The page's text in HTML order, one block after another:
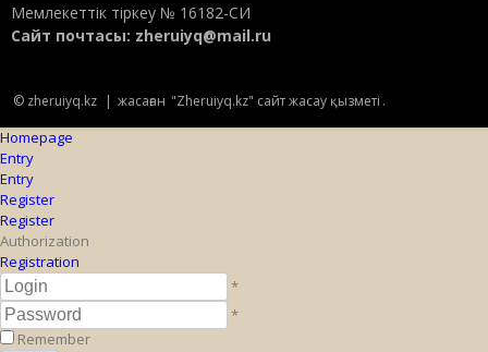
Мемлекеттік тіркеу № 16182-СИ
Сайт почтасы: zheruiyq@mail.ru
© zheruiyq.kz | жасаған "Zheruiyq.kz" сайт жасау қызметі .
Homepage
Entry
Entry
Register
Register
Authorization
Registration
*
*
Remember